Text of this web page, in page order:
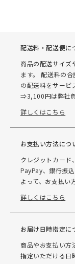
配送料・配送便に
商品の配送サイズ
ます。 配送料の
の配送料をサー
⇒3,100円は弊社
詳しくはこちら
お支払い方法につ
クレジットカー
PayPay、銀行振
よって、お支払い
詳しくはこちら
お届け日時指定に
商品やお支払い方
指定いただける日